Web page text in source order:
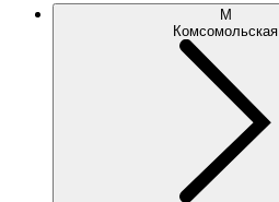
М
Комсомольская